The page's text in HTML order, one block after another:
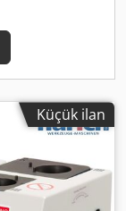
Küçük ilan